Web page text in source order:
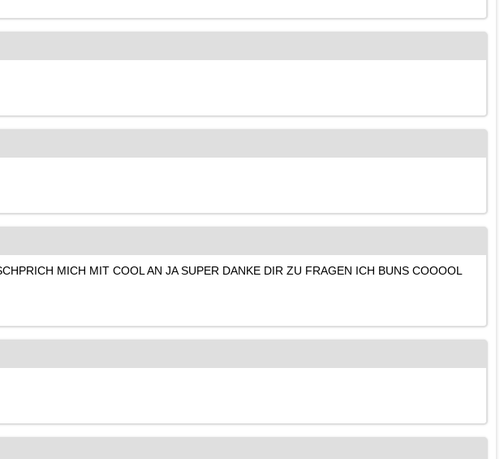
MICH MIT COOL AN JA SUPER DANKE DIR ZU FRAGEN ICH BUNS COOOOL